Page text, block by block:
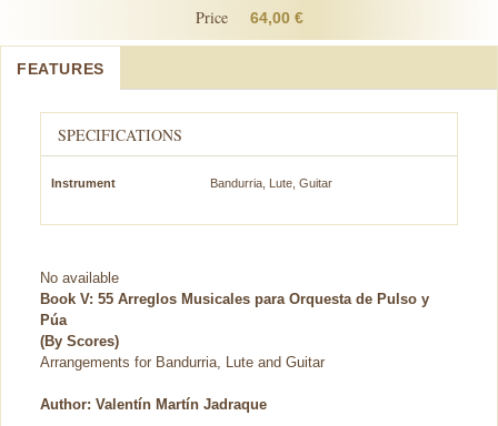
Price 64,00 €
FEATURES
SPECIFICATIONS
Instrument Bandurria, Lute, Guitar
No available
Book V: 55 Arreglos Musicales para Orquesta de Pulso y
Púa
(By Scores)
Arrangements for Bandurria, Lute and Guitar
Author: Valentín Martín Jadraque